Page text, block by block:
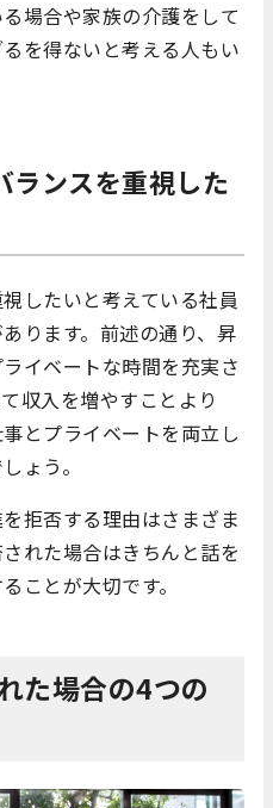
場合や家族の介護をして
を得ないと考える人もい
ランスを重視した
したいと考えている社員
ります。前述の通り、昇
イベートな時間を充実さ
収入を増やすことより
とプライベートを両立し
ょう。
拒否する理由はさまざま
れた場合はきちんと話を
ことが大切です。
た場合の4つの